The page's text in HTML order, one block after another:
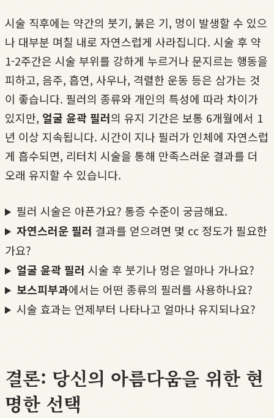
시술 직후에는 약간의 붓기, 붉은 기, 멍이 발생할 수 있으
나 대부분 며칠 내로 자연스럽게 사라집니다. 시술 후 약
1-2주간은 시술 부위를 강하게 누르거나 문지르는 행동을
피하고, 음주, 흡연, 사우나, 격렬한 운동 등은 삼가는 것
이 좋습니다. 필러의 종류와 개인의 특성에 따라 차이가
있지만, 얼굴 윤곽 필러의 유지 기간은 보통 6개월에서 1
년 이상 지속됩니다. 시간이 지나 필러가 인체에 자연스럽
게 흡수되면, 리터치 시술을 통해 만족스러운 결과를 더
오래 유지할 수 있습니다.
필러 시술은 아픈가요? 통증 수준이 궁금해요.
자연스러운 필러 결과를 얻으려면 몇 cc 정도가 필요한
가요?
얼굴 윤곽 필러 시술 후 붓기나 멍은 얼마나 가나요?
보스피부과에서는 어떤 종류의 필러를 사용하나요?
시술 효과는 언제부터 나타나고 얼마나 유지되나요?
결론: 당신의 아름다움을 위한 현
명한 선택